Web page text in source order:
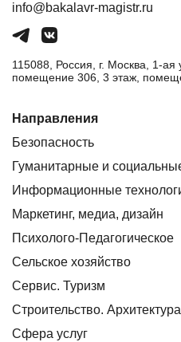
info@bakalavr-magistr.ru
115088, Россия, г. Москва, 1-
помещение 306, 3 этаж,
Направления
Безопасность
Гуманитарные и
Информационные
Маркетинг, медиа, дизайн
Психолого-Педагогическое
Сельское хозяйство
Сервис. Туризм
Строительство. Архитектура
Сфера услуг